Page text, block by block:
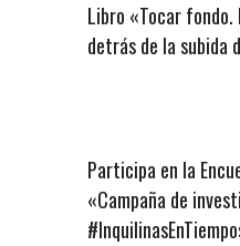
Libro «Tocar fondo.
detrás de la subida
Participa en la
«Campaña de